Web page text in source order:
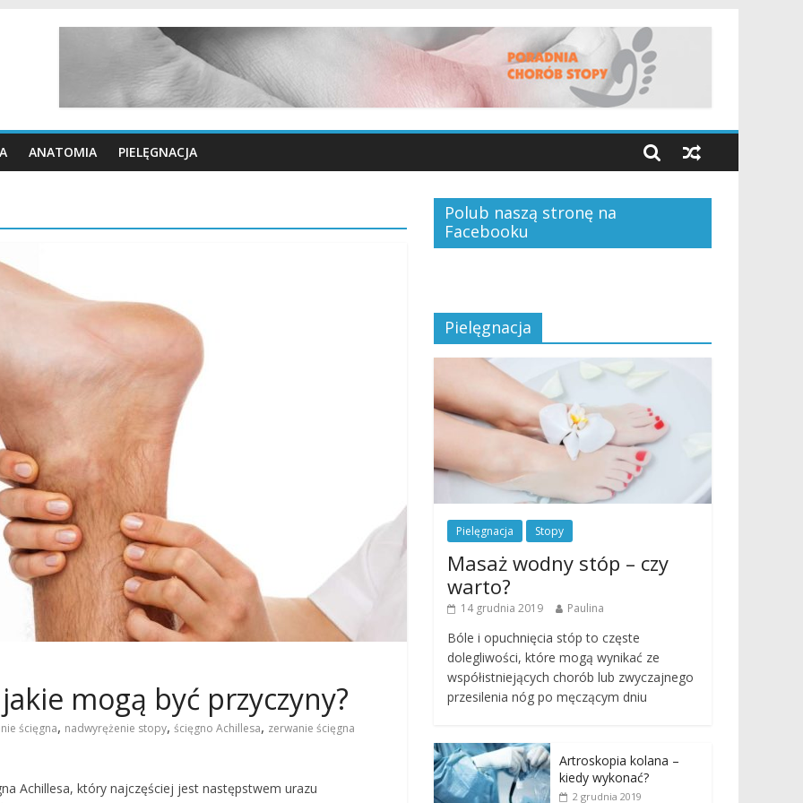
ANATOMIA PIELĘGNACJA
mogą być przyczyny?
ścięgna, nadwyrężenie stopy, ścięgno Achillesa, zerwanie ścięgna
Achillesa, który najczęściej jest następstwem urazu
Polub naszą stronę na
Facebooku
Pielęgnacja
Pielęgnacja Stopy
Masaż wodny stóp – czy
warto?
14 grudnia 2019 Paulina
Bóle i opuchnięcia stóp to częste
dolegliwości, które mogą wynikać ze
współistniejących chorób lub zwyczajnego
przesilenia nóg po męczącym dniu
Artroskopia kolana –
kiedy wykonać?
2 grudnia 2019